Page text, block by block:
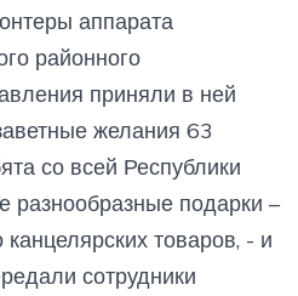
аппарата
районного
приняли в ней
желания 63
со всей Республики
разнообразные подарки –
товаров, - и
сотрудники